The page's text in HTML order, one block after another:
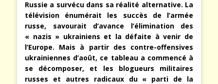
Russie a survécu dans sa réalité alternative. La
télévision énumérait les succès de l’armée
russe, savourait d’avance l’élimination des
« nazis » ukrainiens et la défaite à venir de
l’Europe. Mais à partir des contre-offensives
ukrainiennes d’août, ce tableau a commencé à
se décomposer, et les blogueurs militaires
russes et autres radicaux du « parti de la